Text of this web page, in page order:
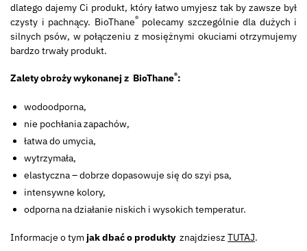
dlatego dajemy Ci produkt, który łatwo umyjesz tak by zawsze był
czysty i pachnący. BioThane®polecamy szczególnie dla dużych i
silnych psów, w połączeniu z mosiężnymi okuciami otrzymujemy
bardzo trwały produkt.
Zalety obroży wykonanej z BioThane®:
wodoodporna,
nie pochłania zapachów,
łatwa do umycia,
wytrzymała,
elastyczna – dobrze dopasowuje się do szyi psa,
intensywne kolory,
odporna na działanie niskich i wysokich temperatur.
Informacje o tymjak dbać o produkty znajdziesz TUTAJ.